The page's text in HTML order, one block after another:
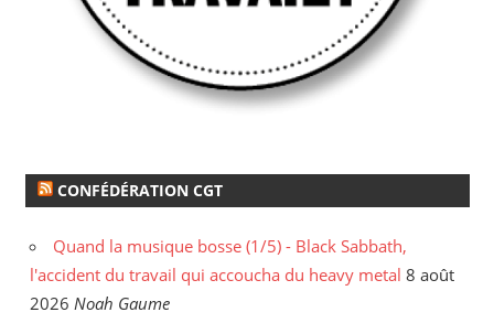
CONFÉDÉRATION CGT
Quand la musique bosse (1/5) - Black Sabbath,
l'accident du travail qui accoucha du heavy metal 8 août
2026 Noah Gaume